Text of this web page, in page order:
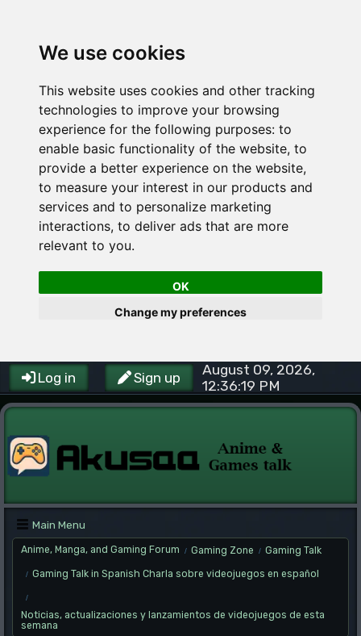
We use cookies
This website uses cookies and other tracking
technologies to improve your browsing
experience for the following purposes: to
enable basic functionality of the website, to
provide a better experience on the website,
to measure your interest in our products and
services and to personalize marketing
interactions, to deliver ads that are more
relevant to you.
OK
Change my preferences
Log in Sign up
August 09, 2026,
12:36:19 PM
Main Menu
Anime, Manga, and Gaming Forum / Gaming Zone / Gaming Talk
/ Gaming Talk in Spanish Charla sobre videojuegos en español
/
Noticias, actualizaciones y lanzamientos de videojuegos de esta
semana